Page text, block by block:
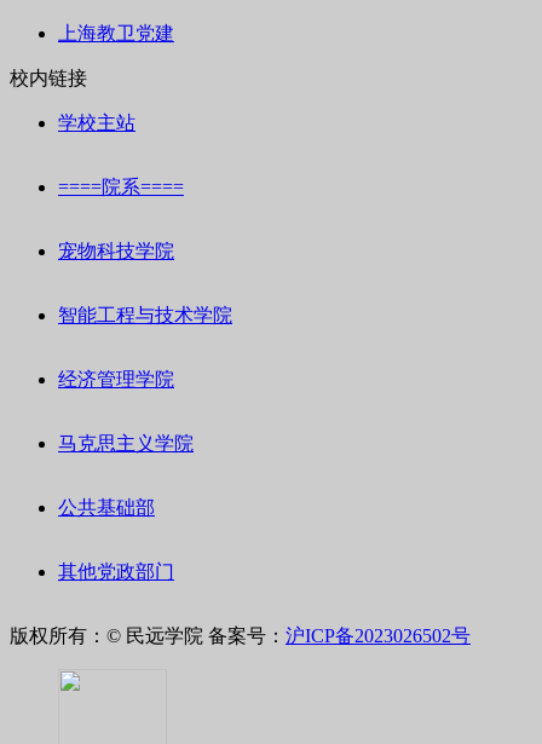
上海教卫党建
校内链接
学校主站
====院系====
宠物科技学院
智能工程与技术学院
经济管理学院
马克思主义学院
公共基础部
其他党政部门
版权所有：© 民远学院 备案号： 沪ICP备2023026502号